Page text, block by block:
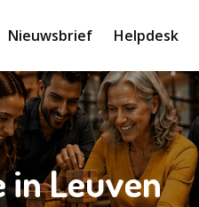
Nieuwsbrief Helpdesk
Leuven